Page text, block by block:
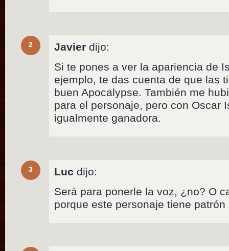
2 Javier dijo:
Si te pones a ver la apariencia de
ejemplo, te das cuenta de que las
buen Apocalypse. También me
para el personaje, pero con Oscar
igualmente ganadora.
3 Luc dijo:
Será para ponerle la voz, ¿no? O
porque este personaje tiene